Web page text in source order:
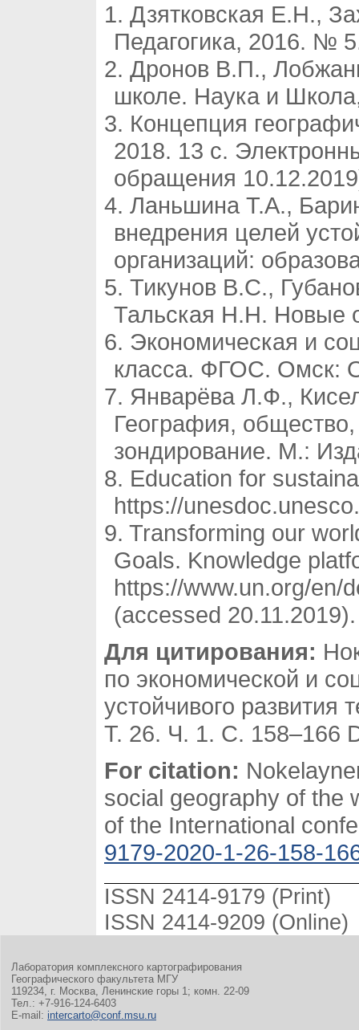
Дзятковская Е.Н.,
Педагогика, 2016. №
Дронов В.П.,
школе. Наука и
Концепция
2018. 13 с.
обращения
Ланьшина Т.А.,
внедрения целей
организаций:
Тикунов В.С.,
Тальская Н.Н. Новые
Экономическая и
класса. ФГОС. Омск:
Январёва Л.Ф.,
География,
зондирование. М.:
Education for
https://
Transforming our
Goals. Knowledge
https://www.un.org/en/
(accessed 20.11.2019).
Для цитирования:
по экономической и
устойчивого
Т. 26. Ч. 1. С. 158–166
For citation:
social geography of the
of the International
9179-2020-1-26-158-
ISSN 2414-9179 (Print)
ISSN 2414-9209 (Online)
Лаборатория комплексного картографирования
Географического факультета МГУ
119234, г. Москва, Ленинские горы 1; комн. 22-09
Тел.: +7-916-124-6403
E-mail: intercarto@conf.msu.ru